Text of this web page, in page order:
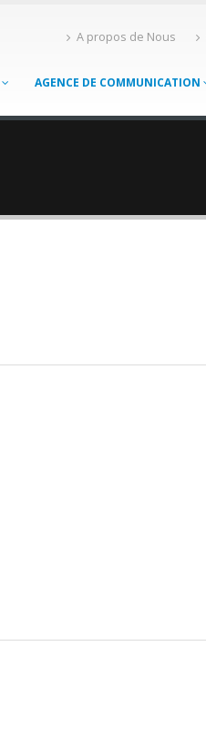
A propos de Nous
AGENCE DE COMMUNICATION